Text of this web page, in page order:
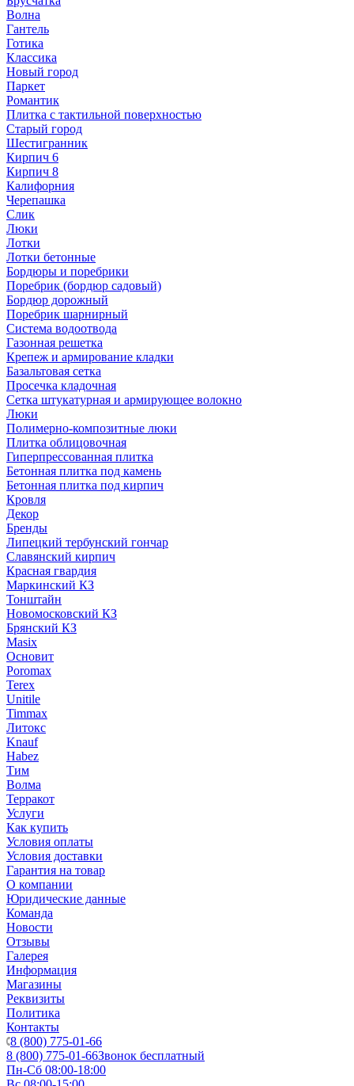
Волна
Гантель
Готика
Классика
Новый город
Паркет
Романтик
Плитка с тактильной поверхностью
Старый город
Шестигранник
Кирпич 6
Кирпич 8
Калифорния
Черепашка
Слик
Люки
Лотки
Лотки бетонные
Бордюры и поребрики
Поребрик (бордюр садовый)
Бордюр дорожный
Поребрик шарнирный
Система водоотвода
Газонная решетка
Крепеж и армирование кладки
Базальтовая сетка
Просечка кладочная
Сетка штукатурная и армирующее волокно
Люки
Полимерно-композитные люки
Плитка облицовочная
Гиперпрессованная плитка
Бетонная плитка под камень
Бетонная плитка под кирпич
Кровля
Декор
Бренды
Липецкий тербунский гончар
Славянский кирпич
Красная гвардия
Маркинский КЗ
Тонштайн
Новомосковский КЗ
Брянский КЗ
Masix
Основит
Poromax
Terex
Unitile
Timmax
Литокс
Knauf
Habez
Тим
Волма
Терракот
Услуги
Как купить
Условия оплаты
Условия доставки
Гарантия на товар
О компании
Юридические данные
Команда
Новости
Отзывы
Галерея
Информация
Магазины
Реквизиты
Политика
Контакты
8 (800) 775-01-66
8 (800) 775-01-66Звонок бесплатный
Пн-Сб 08:00-18:00